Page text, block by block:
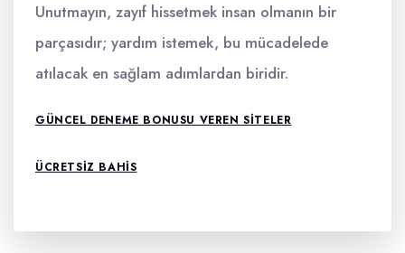
Unutmayın, zayıf hissetmek insan olmanın bir
parçasıdır; yardım istemek, bu mücadelede
atılacak en sağlam adımlardan biridir.
GÜNCEL DENEME BONUSU VEREN SITELER
ÜCRETSIZ BAHIS